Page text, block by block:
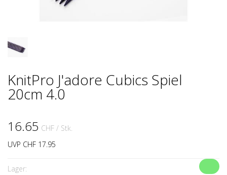
KnitPro J'adore Cubics Spiel
20cm 4.0
16.65 CHF / Stk.
UVP CHF 17.95
Lager: